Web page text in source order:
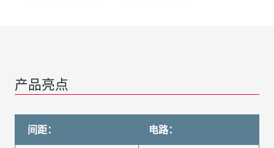
产品亮点
间距： 电路：